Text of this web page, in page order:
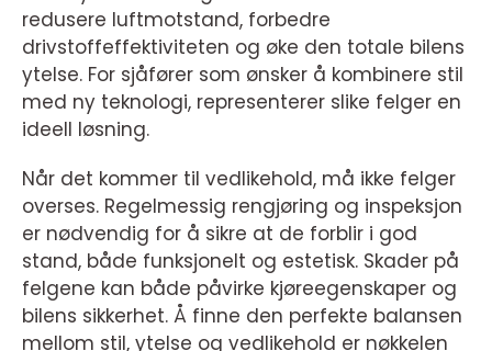
redusere luftmotstand, forbedre
drivstoffeffektiviteten og øke den totale bilens
ytelse. For sjåfører som ønsker å kombinere stil
med ny teknologi, representerer slike felger en
ideell løsning.
Når det kommer til vedlikehold, må ikke felger
overses. Regelmessig rengjøring og inspeksjon
er nødvendig for å sikre at de forblir i god
stand, både funksjonelt og estetisk. Skader på
felgene kan både påvirke kjøreegenskaper og
bilens sikkerhet. Å finne den perfekte balansen
mellom stil, ytelse og vedlikehold er nøkkelen